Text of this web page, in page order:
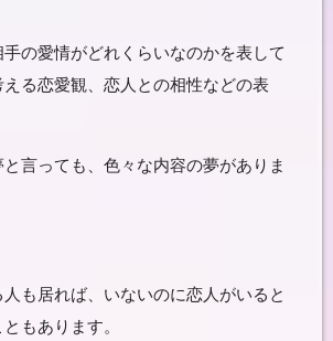
の愛情がどれくらいなのかを表して
る恋愛観、恋人との相性などの表
言っても、色々な内容の夢がありま
も居れば、いないのに恋人がいると
もあります。